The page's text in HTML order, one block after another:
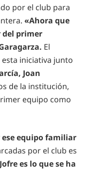
por el club para
«Ahora que
del primer
El
iniciativa junto
Joan
de la institución,
equipo como
ese equipo familiar
por el club es
Jofre es lo que se ha